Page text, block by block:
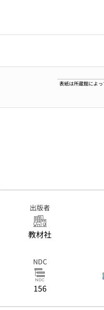
表紙は所蔵館によ
出版者
教材社
NDC
156